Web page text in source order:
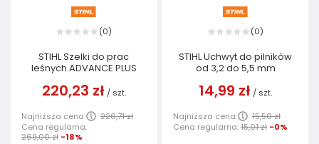
(0)
STIHL Szelki do prac
leśnych ADVANCE PLUS
220,23 zł / szt.
Najniższa cena:
226,71 zł
Cena regularna:
269,00 zł -18%
(0)
STIHL Uchwyt do pilników
od 3,2 do 5,5 mm
14,99 zł / szt.
Najniższa cena:
15,50 zł
Cena regularna:15,01 zł -0%